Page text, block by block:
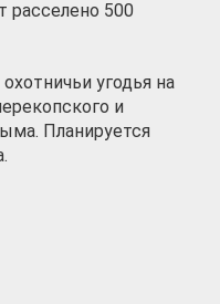
расселено 500
угодья на
и
Планируется